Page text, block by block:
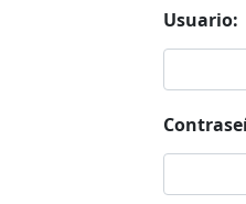
Usuario: